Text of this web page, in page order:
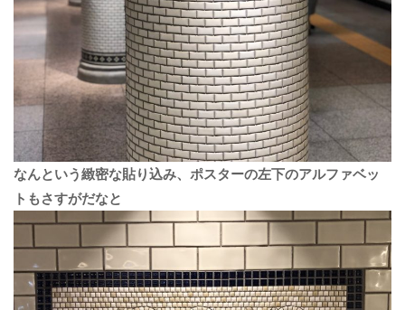
なんという緻密な貼り込み、ポスターの左下のアルファベッ
トもさすがだなと